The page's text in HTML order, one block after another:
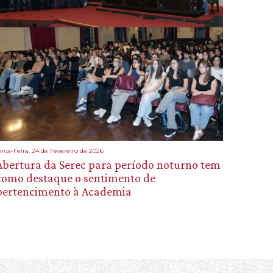
Feira, 24 de Fevereiro de 2026
da Serec para período noturno tem
destaque o sentimento de
à Academia